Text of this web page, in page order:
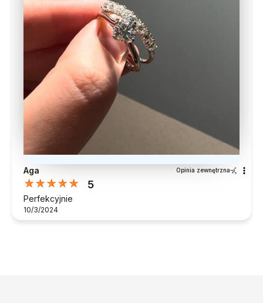
Aga Opinia zewnętrzna
5
Perfekcyjnie
10/3/2024